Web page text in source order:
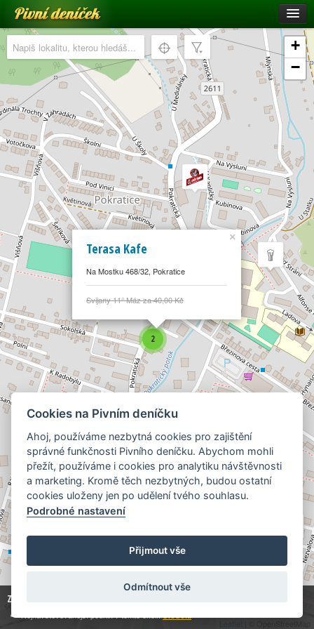
Pivní deníček
Restaurace a hospody
Pivní mapa
Pivní značky
Nápověda
Přihlásit se
Registrace
4
2
Terasa Kafe
Na Mostku 468/32, Pokratice
Svijany 11° Máz za 40,00 Kč
×
+
−
Zobrazuji
Stodola
Cookies na Pivním deníčku
Ahoj, používáme nezbytná cookies pro zajištění
správné funkčnosti Pivního deníčku. Abychom mohli
přežít, používáme i cookies pro analytiku návštěvnosti
a marketing. Kromě těch nezbytných, budou ostatní
cookies uloženy jen po udělení tvého souhlasu.
Podrobné nastavení
Přijmout vše
Odmítnout vše